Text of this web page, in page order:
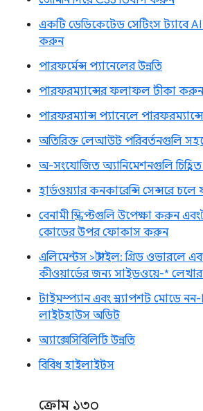
একটি ডেডিকেটেড সেটিংস ট্যাবে AI
করুন
পারফর্মেন্স প্যানেলের উন্নতি
পারফরম্যান্সের ফলাফল টীকা
পারফরম্যান্স প্যানেলে
অতিরিক্ত লেআউট পরিবর্তনগুলি
অ-সংযোজিত অ্যানিমেশনগুলি
হার্ডওয়্যার কনকারেন্সি সেন্সরে চলে
বেনামী স্ক্রিপ্টগুলি উপেক্ষা করুন এবং
কোডের উপর ফোকাস করুন
এলিমেন্টস > স্টাইল: গ্রিড ওভারলে
কীওয়ার্ডের জন্য সাইডওয়ে-*
টাইমস্প্যান এবং স্ন্যাপশট মোডে
লাইটহাউস অডিট
অ্যাক্সেসিবিলিটি উন্নতি
বিবিধ হাইলাইটস
ক্রোম ১৩০